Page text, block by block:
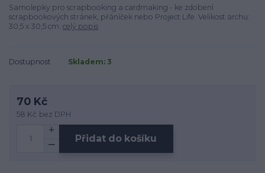
Samolepky pro scrapbooking a cardmaking - ke zdobení
scrapbookových stránek, přáníček nebo Project Life. Velikost archu:
30,5 x 30,5 cm. celý popis
Dostupnost Skladem: 3
70 Kč
58 Kč bez DPH
Přidat do košíku